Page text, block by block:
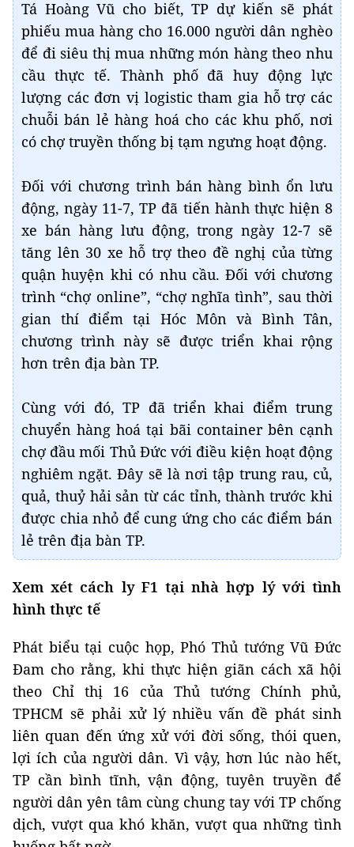
Tá Hoàng Vũ cho biết, TP dự kiến sẽ phát
phiếu mua hàng cho 16.000 người dân nghèo
để đi siêu thị mua những món hàng theo nhu
cầu thực tế. Thành phố đã huy động lực
lượng các đơn vị logistic tham gia hỗ trợ các
chuỗi bán lẻ hàng hoá cho các khu phố, nơi
có chợ truyền thống bị tạm ngưng hoạt động.
Đối với chương trình bán hàng bình ổn lưu
động, ngày 11-7, TP đã tiến hành thực hiện 8
xe bán hàng lưu động, trong ngày 12-7 sẽ
tăng lên 30 xe hỗ trợ theo đề nghị của từng
quận huyện khi có nhu cầu. Đối với chương
trình “chợ online”, “chợ nghĩa tình”, sau thời
gian thí điểm tại Hóc Môn và Bình Tân,
chương trình này sẽ được triển khai rộng
hơn trên địa bàn TP.
Cùng với đó, TP đã triển khai điểm trung
chuyển hàng hoá tại bãi container bên cạnh
chợ đầu mối Thủ Đức với điều kiện hoạt động
nghiêm ngặt. Đây sẽ là nơi tập trung rau, củ,
quả, thuỷ hải sản từ các tỉnh, thành trước khi
được chia nhỏ để cung ứng cho các điểm bán
lẻ trên địa bàn TP.
Xem xét cách ly F1 tại nhà hợp lý với tình
hình thực tế
Phát biểu tại cuộc họp, Phó Thủ tướng Vũ Đức
Đam cho rằng, khi thực hiện giãn cách xã hội
theo Chỉ thị 16 của Thủ tướng Chính phủ,
TPHCM sẽ phải xử lý nhiều vấn đề phát sinh
liên quan đến ứng xử với đời sống, thói quen,
lợi ích của người dân. Vì vậy, hơn lúc nào hết,
TP cần bình tĩnh, vận động, tuyên truyền để
người dân yên tâm cùng chung tay với TP chống
dịch, vượt qua khó khăn, vượt qua những tình